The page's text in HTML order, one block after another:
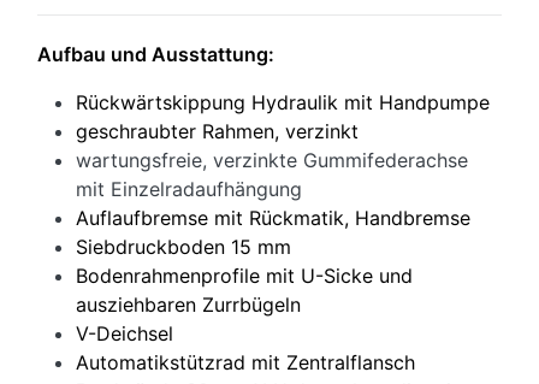
Aufbau und Ausstattung:
Rückwärtskippung Hydraulik mit Handpumpe
geschraubter Rahmen, verzinkt
wartungsfreie, verzinkte Gummifederachse
mit Einzelradaufhängung
Auflaufbremse mit Rückmatik, Handbremse
Siebdruckboden 15 mm
Bodenrahmenprofile mit U-Sicke und
ausziehbaren Zurrbügeln
V-Deichsel
Automatikstützrad mit Zentralflansch